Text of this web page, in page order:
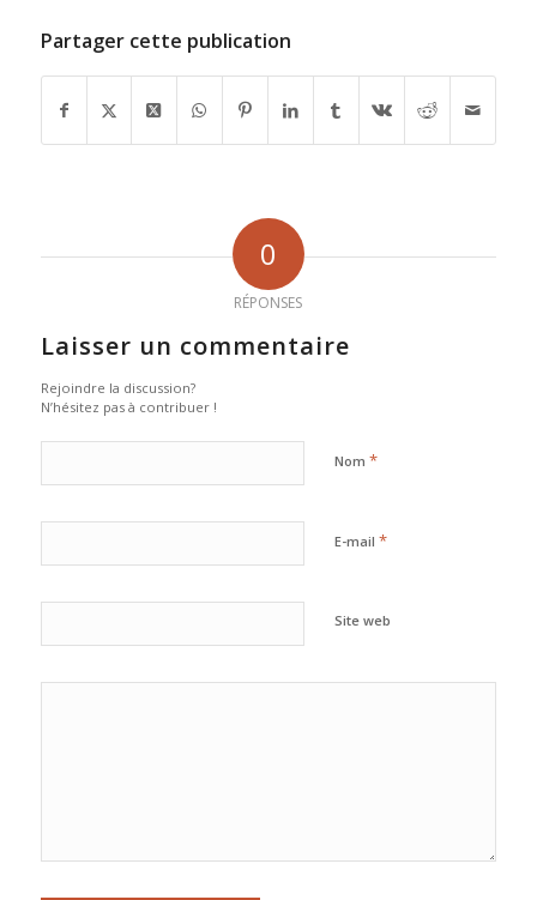
Partager cette publication
0
RÉPONSES
Laisser un commentaire
Rejoindre la discussion?
N’hésitez pas à contribuer !
Nom *
E-mail *
Site web